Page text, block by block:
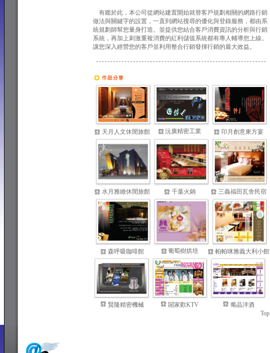
有鑑於此，本公司從網站建置開始就替客戶規劃相關的網路行銷
做法與關鍵字的設置，一直到網站搜尋的優化與登錄服務，都由系
統規劃師幫您量身打造。並提供您結合客戶消費資訊的分析與行銷
系統，再加上刺激重複消費的紅利儲值系統都有專人輔導您上線。
讓您深入經營您的客戶並利用整合行銷發揮行銷的最大效益。
天月人文休閒旅館 沅廣精密工業 印月創意東方宴
水月雅緻休閒旅館 千葉火鍋 三義福田瓦舍民宿
森呼吸咖啡館 葡萄樹烘培 帕帕咪雅義大利小館
賢隆精密機械 閤家歡KTV
葡晶洋酒
Top